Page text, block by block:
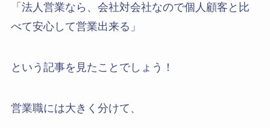
「法人営業なら、会社対会社なので個人顧客と比
べて安心して営業出来る」
という記事を見たことでしょう！
営業職には大きく分けて、